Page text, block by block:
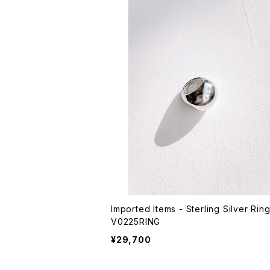
Imported Items - Sterling Silver
V0225RING
¥29,700